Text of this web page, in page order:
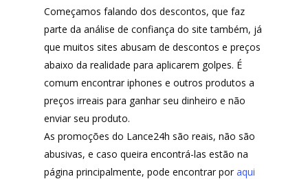
Começamos falando dos descontos, que faz
parte da análise de confiança do site também, já
que muitos sites abusam de descontos e preços
abaixo da realidade para aplicarem golpes. É
comum encontrar iphones e outros produtos a
preços irreais para ganhar seu dinheiro e não
enviar seu produto.
As promoções do Lance24h são reais, não são
abusivas, e caso queira encontrá-las estão na
página principalmente, pode encontrar por aqui